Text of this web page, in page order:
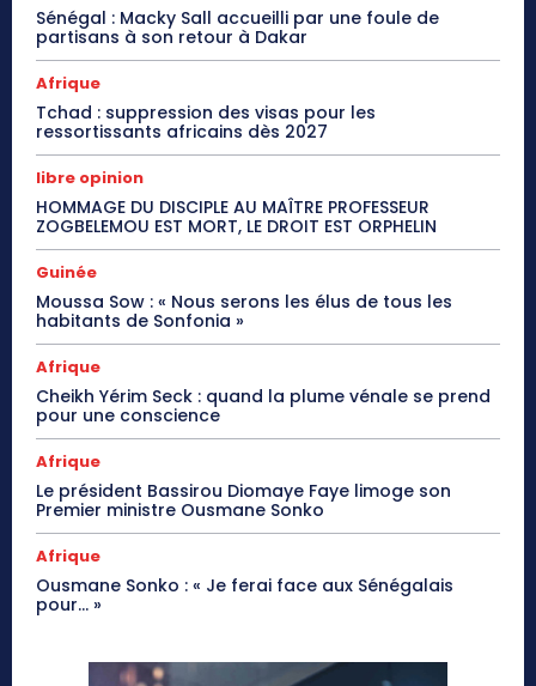
Sénégal : Macky Sall accueilli par une foule de
partisans à son retour à Dakar
Afrique
Tchad : suppression des visas pour les
ressortissants africains dès 2027
libre opinion
HOMMAGE DU DISCIPLE AU MAÎTRE PROFESSEUR
ZOGBELEMOU EST MORT, LE DROIT EST ORPHELIN
Guinée
Moussa Sow : « Nous serons les élus de tous les
habitants de Sonfonia »
Afrique
Cheikh Yérim Seck : quand la plume vénale se prend
pour une conscience
Afrique
Le président Bassirou Diomaye Faye limoge son
Premier ministre Ousmane Sonko
Afrique
Ousmane Sonko : « Je ferai face aux Sénégalais
pour… »